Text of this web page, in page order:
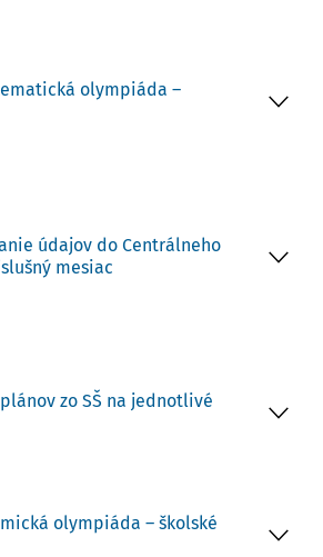
olympiáda –
údajov do Centrálneho
mesiac
plánov zo SŠ na jednotlivé
olympiáda – školské